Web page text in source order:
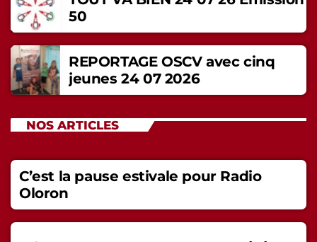
50
REPORTAGE OSCV avec cinq
jeunes 24 07 2026
NOS ARTICLES
C’est la pause estivale pour Radio
Oloron